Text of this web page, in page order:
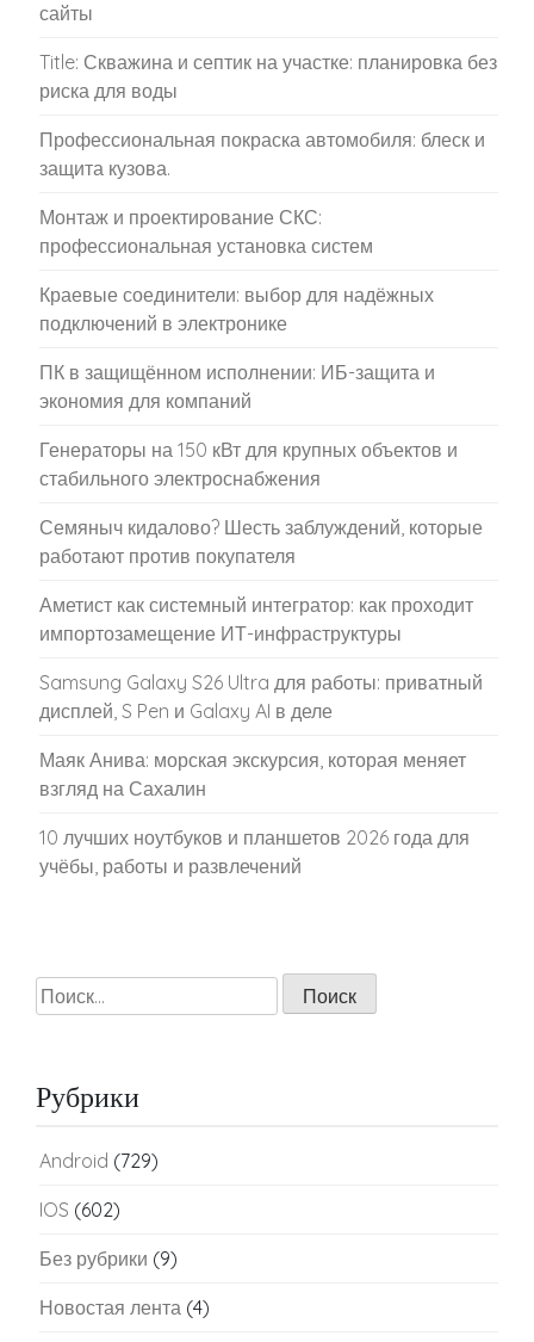
сайты
Title: Скважина и септик на участке: планировка без
риска для воды
Профессиональная покраска автомобиля: блеск и
защита кузова.
Монтаж и проектирование СКС:
профессиональная установка систем
Краевые соединители: выбор для надёжных
подключений в электронике
ПК в защищённом исполнении: ИБ-защита и
экономия для компаний
Генераторы на 150 кВт для крупных объектов и
стабильного электроснабжения
Семяныч кидалово? Шесть заблуждений, которые
работают против покупателя
Аметист как системный интегратор: как проходит
импортозамещение ИТ-инфраструктуры
Samsung Galaxy S26 Ultra для работы: приватный
дисплей, S Pen и Galaxy AI в деле
Маяк Анива: морская экскурсия, которая меняет
взгляд на Сахалин
10 лучших ноутбуков и планшетов 2026 года для
учёбы, работы и развлечений
Найти:
Рубрики
Android (729)
IOS (602)
Без рубрики (9)
Новостая лента (4)